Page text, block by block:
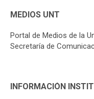
MEDIOS UNT
Portal de Medios de la
Secretaría de
INFORMACIÓN